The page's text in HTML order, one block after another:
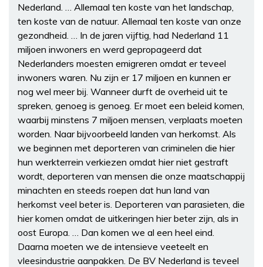
Nederland. … Allemaal ten koste van het landschap,
ten koste van de natuur. Allemaal ten koste van onze
gezondheid. … In de jaren vijftig, had Nederland 11
miljoen inwoners en werd gepropageerd dat
Nederlanders moesten emigreren omdat er teveel
inwoners waren. Nu zijn er 17 miljoen en kunnen er
nog wel meer bij. Wanneer durft de overheid uit te
spreken, genoeg is genoeg. Er moet een beleid komen,
waarbij minstens 7 miljoen mensen, verplaats moeten
worden. Naar bijvoorbeeld landen van herkomst. Als
we beginnen met deporteren van criminelen die hier
hun werkterrein verkiezen omdat hier niet gestraft
wordt, deporteren van mensen die onze maatschappij
minachten en steeds roepen dat hun land van
herkomst veel beter is. Deporteren van parasieten, die
hier komen omdat de uitkeringen hier beter zijn, als in
oost Europa. … Dan komen we al een heel eind.
Daarna moeten we de intensieve veeteelt en
vleesindustrie aanpakken. De BV Nederland is teveel